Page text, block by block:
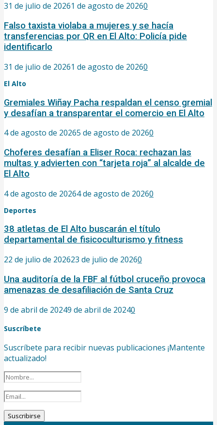
31 de julio de 20261 de agosto de 20260
Falso taxista violaba a mujeres y se hacía
transferencias por QR en El Alto: Policía pide
identificarlo
31 de julio de 20261 de agosto de 20260
El Alto
Gremiales Wiñay Pacha respaldan el censo gremial
y desafían a transparentar el comercio en El Alto
4 de agosto de 20265 de agosto de 20260
Choferes desafían a Eliser Roca: rechazan las
multas y advierten con “tarjeta roja” al alcalde de
El Alto
4 de agosto de 20264 de agosto de 20260
Deportes
38 atletas de El Alto buscarán el título
departamental de fisicoculturismo y fitness
22 de julio de 202623 de julio de 20260
Una auditoría de la FBF al fútbol cruceño provoca
amenazas de desafiliación de Santa Cruz
9 de abril de 20249 de abril de 20240
Suscríbete
Suscríbete para recibir nuevas publicaciones ¡Mantente
actualizado!